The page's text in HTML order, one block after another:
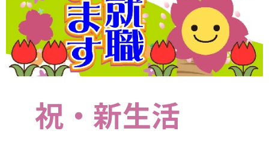
祝・新生活